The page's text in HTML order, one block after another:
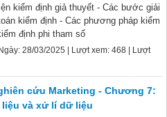
kiểm định giả thuyết - Các bước giải
kiểm định - Các phương pháp kiểm
định phi tham số
28/03/2025 | Lượt xem: 468 | Lượt
cứu Marketing - Chương 7:
và xử lí dữ liệu